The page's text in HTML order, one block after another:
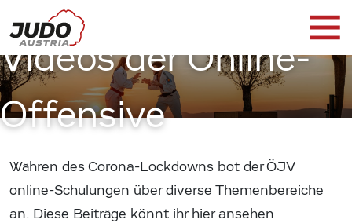
Videos der Online-
Offensive
Währen des Corona-Lockdowns bot der ÖJV
online-Schulungen über diverse Themenbereiche
an. Diese Beiträge könnt ihr hier ansehen